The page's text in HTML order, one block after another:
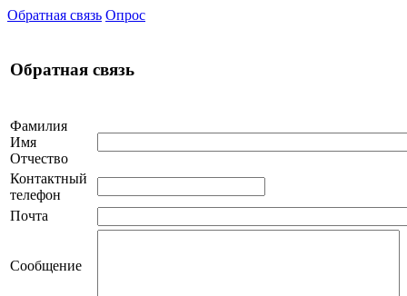
Обратная связь Опрос
Обратная связь
Фамилия
Имя
Отчество
Контактный
телефон
Почта
Сообщение